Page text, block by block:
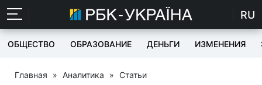
RU
ОБЩЕСТВО ОБРАЗОВАНИЕ ДЕНЬГИ ИЗМЕНЕНИЯ
Главная » Аналитика » Статьи